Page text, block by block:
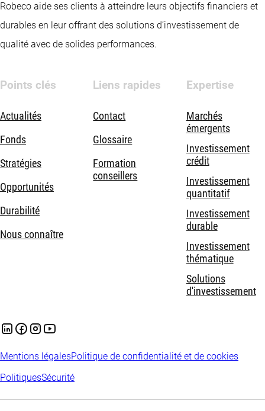
Robeco aide ses clients à atteindre leurs objectifs financiers et
durables en leur offrant des solutions d’investissement de
qualité avec de solides performances.
Points clés
Actualités
Fonds
Stratégies
Opportunités
Durabilité
Nous connaître
Liens rapides
Contact
Glossaire
Formation
conseillers
Expertise
Marchés
émergents
Investissement
crédit
Investissement
quantitatif
Investissement
durable
Investissement
thématique
Solutions
d'investissement
Mentions légalesPolitique de confidentialité et de cookies
PolitiquesSécurité